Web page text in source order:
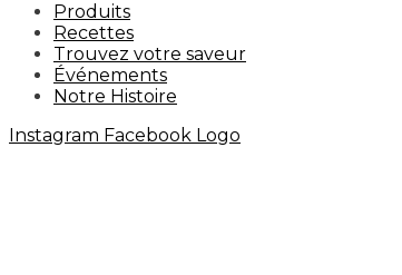
Produits
Recettes
Trouvez votre saveur
Événements
Notre Histoire
Instagram Facebook Logo